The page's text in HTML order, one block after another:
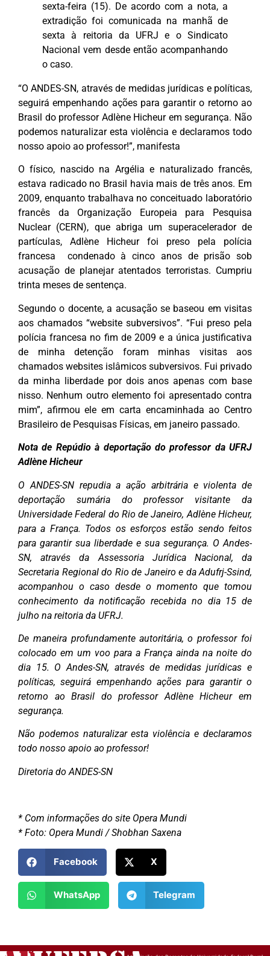
sexta-feira (15). De acordo com a nota, a
extradição foi comunicada na manhã de
sexta à reitoria da UFRJ e o Sindicato
Nacional vem desde então acompanhando
o caso.
“O ANDES-SN, através de medidas jurídicas e políticas,
seguirá empenhando ações para garantir o retorno ao
Brasil do professor Adlène Hicheur em segurança. Não
podemos naturalizar esta violência e declaramos todo
nosso apoio ao professor!”, manifesta
O físico, nascido na Argélia e naturalizado francês,
estava radicado no Brasil havia mais de três anos. Em
2009, enquanto trabalhava no conceituado laboratório
francês da Organização Europeia para Pesquisa
Nuclear (CERN), que abriga um superacelerador de
partículas, Adlène Hicheur foi preso pela polícia
francesa condenado à cinco anos de prisão sob
acusação de planejar atentados terroristas. Cumpriu
trinta meses de sentença.
Segundo o docente, a acusação se baseou em visitas
aos chamados “website subversivos”. “Fui preso pela
polícia francesa no fim de 2009 e a única justificativa
de minha detenção foram minhas visitas aos
chamados websites islâmicos subversivos. Fui privado
da minha liberdade por dois anos apenas com base
nisso. Nenhum outro elemento foi apresentado contra
mim”, afirmou ele em carta encaminhada ao Centro
Brasileiro de Pesquisas Físicas, em janeiro passado.
Nota de Repúdio à deportação do professor da UFRJ
Adlène Hicheur
O ANDES-SN repudia a ação arbitrária e violenta de
deportação sumária do professor visitante da
Universidade Federal do Rio de Janeiro, Adlène Hicheur,
para a França. Todos os esforços estão sendo feitos
para garantir sua liberdade e sua segurança. O Andes-
SN, através da Assessoria Jurídica Nacional, da
Secretaria Regional do Rio de Janeiro e da Adufrj-Ssind,
acompanhou o caso desde o momento que tomou
conhecimento da notificação recebida no dia 15 de
julho na reitoria da UFRJ.
De maneira profundamente autoritária, o professor foi
colocado em um voo para a França ainda na noite do
dia 15. O Andes-SN, através de medidas jurídicas e
políticas, seguirá empenhando ações para garantir o
retorno ao Brasil do professor Adlène Hicheur em
segurança.
Não podemos naturalizar esta violência e declaramos
todo nosso apoio ao professor!
Diretoria do ANDES-SN
* Com informações do site Opera Mundi
* Foto: Opera Mundi / Shobhan Saxena
Facebook X
WhatsApp Telegram